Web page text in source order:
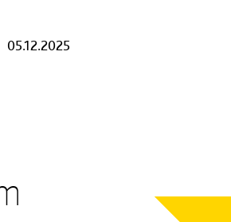
05.12.2025